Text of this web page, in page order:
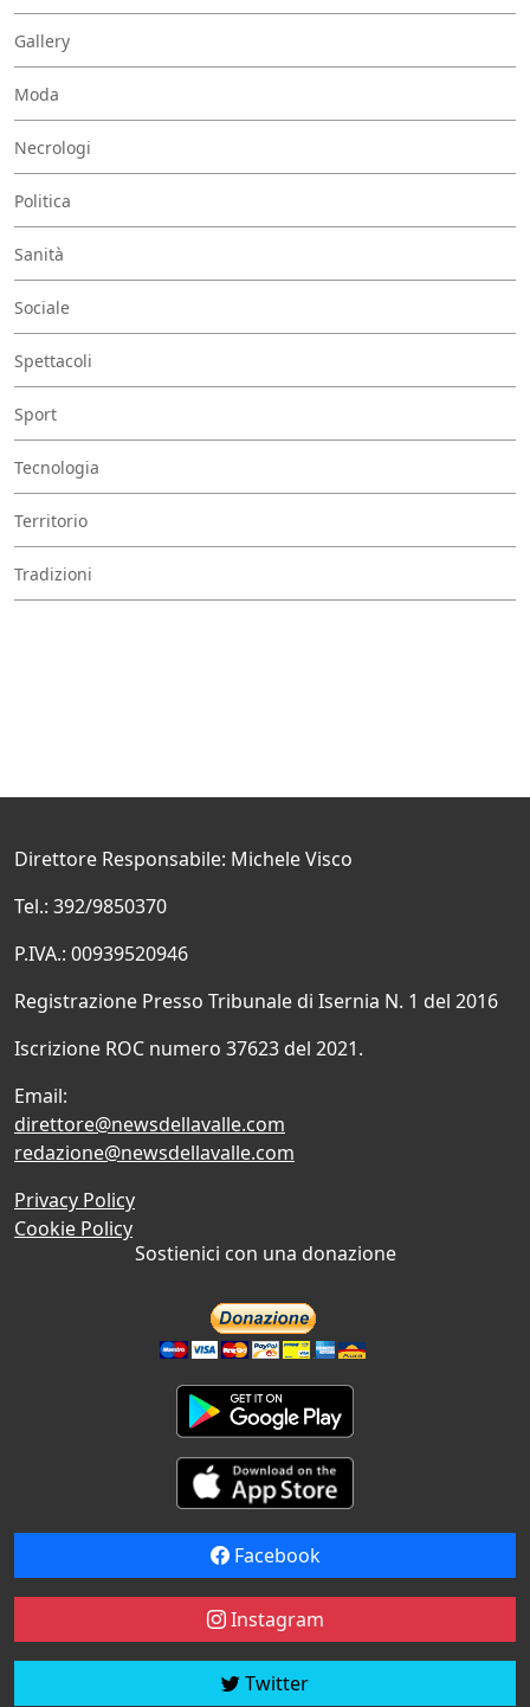
Gallery
Moda
Necrologi
Politica
Sanità
Sociale
Spettacoli
Sport
Tecnologia
Territorio
Tradizioni
Direttore Responsabile: Michele Visco
Tel.: 392/9850370
P.IVA.: 00939520946
Registrazione Presso Tribunale di Isernia N. 1 del 2016
Iscrizione ROC numero 37623 del 2021.
Email:
direttore@newsdellavalle.com
redazione@newsdellavalle.com
Privacy Policy
Cookie Policy
Sostienici con una donazione
Facebook
Instagram
Twitter